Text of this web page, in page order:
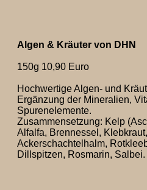
Algen & Kräuter von DHN
150g 10,90 Euro
Hochwertige Algen- und
Ergänzung der Mineralien,
Spurenelemente.
Zusammensetzung: Kelp
Alfalfa, Brennessel,
Ackerschachtelhalm,
Dillspitzen, Rosmarin, Salbei.